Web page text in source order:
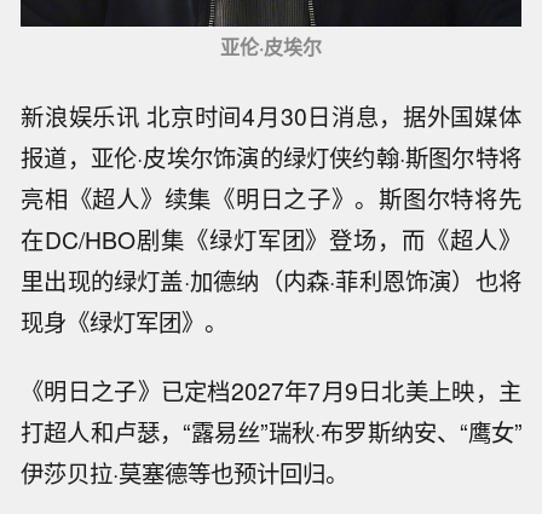
亚伦·皮埃尔
新浪娱乐讯 北京时间4月30日消息，据外国媒体
报道，亚伦·皮埃尔饰演的绿灯侠约翰·斯图尔特将
亮相《超人》续集《明日之子》。斯图尔特将先
在DC/HBO剧集《绿灯军团》登场，而《超人》
里出现的绿灯盖·加德纳（内森·菲利恩饰演）也将
现身《绿灯军团》。
《明日之子》已定档2027年7月9日北美上映，主
打超人和卢瑟，“露易丝”瑞秋·布罗斯纳安、“鹰女”
伊莎贝拉·莫塞德等也预计回归。